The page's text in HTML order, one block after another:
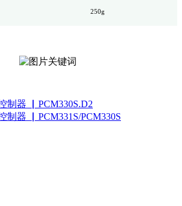
250g
制器 ▏PCM330S.D2
制器 ▏PCM331S/PCM330S